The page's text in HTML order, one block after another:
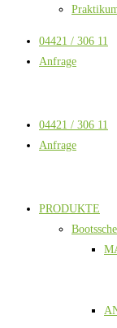
04421 / 306 11
Anfrage
04421 / 306 11
Anfrage
PRODUKTE